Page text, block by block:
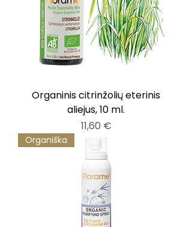
Organinis citrinžolių eterinis
aliejus, 10 ml.
Kaina
11,60 €
Organiška